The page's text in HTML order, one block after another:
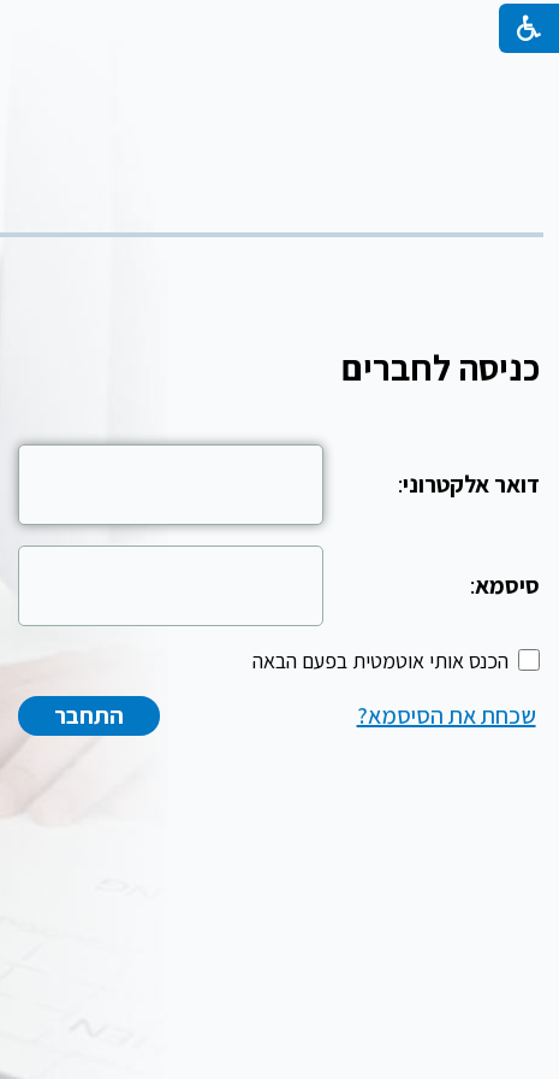
כניסה לחברים
דואר אלקטרוני:
סיסמא:
הכנס אותי אוטמטית בפעם הבאה
שכחת את הסיסמא?